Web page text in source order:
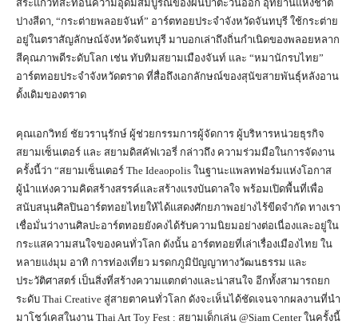
สระแก้วที่สะท้อนความอุดมสมบูรณ์ของผืนป่าตะวันออก อุทยานแห่งชาติ
ปางสีดา, “กระต่ายพลอยจันท์” อาร์ตทอยประจำจังหวัดจันทบุรี ใช้กระต่าย
อยู่ในตราสัญลักษณ์จังหวัดจันทบุรี มาบอกเล่าถึงถิ่นกำเนิดของพลอยหลาก
สีคุณภาพดีระดับโลก เช่น ทับทิมสยามเมืองจันท์ และ “หมานักรบไทย”
อาร์ตทอยประจำจังหวัดตราด ที่สื่อถึงเอกลักษณ์ของสุนัขสายพันธุ์หลังอาน
ดั้งเดิมของตราด
คุณเอกวิทย์ ชัยวรานุรักษ์ ผู้ช่วยกรรมการผู้จัดการ ผู้บริหารหน่วยธุรกิจ
สยามเซ็นเตอร์ และ สยามดิสคัฟเวอรี่ กล่าวถึง ความร่วมมือในการจัดงาน
ครั้งนี้ว่า “สยามเซ็นเตอร์ The Ideaopolis ในฐานะแพลทฟอร์มแห่งโอกาส
ผู้นำแห่งความคิดสร้างสรรค์และสร้างแรงบันดาลใจ พร้อมเปิดพื้นที่เพื่อ
สนับสนุนศิลปินอาร์ตทอยไทยให้ได้แสดงศักยภาพอย่างไร้ขีดจำกัด ทางเรา
เชื่อมั่นว่างานศิลปะอาร์ตทอยยังคงได้รับความนิยมอย่างต่อเนื่องและอยู่ใน
กระแสความสนใจของคนทั่วโลก ดังนั้น อาร์ตทอยที่เล่าเรื่องเมืองไทย ใน
หลายแง่มุม อาทิ การท่องเที่ยว มรดกภูมิปัญญาทางวัฒนธรรม และ
ประวัติศาสตร์ เป็นสิ่งที่สร้างความแตกต่างและน่าสนใจ อีกทั้งสามารถยก
ระดับ Thai Creative สู่สายตาคนทั่วโลก ดังจะเห็นได้ชัดเจนจากผลงานที่นำ
มาโชว์เคสในงาน Thai Art Toy Fest : สยามเด็กเล่น @Siam Center ในครั้งนี้